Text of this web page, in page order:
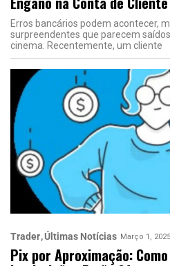
Erros bancários podem acontecer,
surpreendentes que parecem
cinema. Recentemente, um cliente
Trader Últimas Notícias Março 1, 2025
Pix por Aproximação: